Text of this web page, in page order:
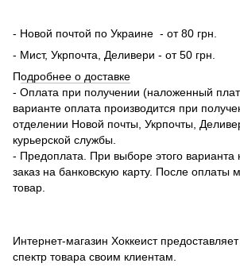
- Новой почтой по Украине - от 80 грн.
- Мист, Укрпочта, Деливери - от 50 грн.
Подробнее о доставке
- Оплата при получении (наложенный
варианте оплата производится при
отделении Новой почты, Укрпочты,
курьерской службы.
- Предоплата. При выборе этого варианта
заказ на банковскую карту. После
товар.
Интернет-магазин Хоккеист
спектр товара своим клиентам.